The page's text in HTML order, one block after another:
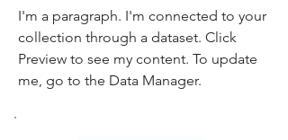
I'm a paragraph. I'm connected to your
collection through a dataset. Click
Preview to see my content. To update
me, go to the Data Manager.